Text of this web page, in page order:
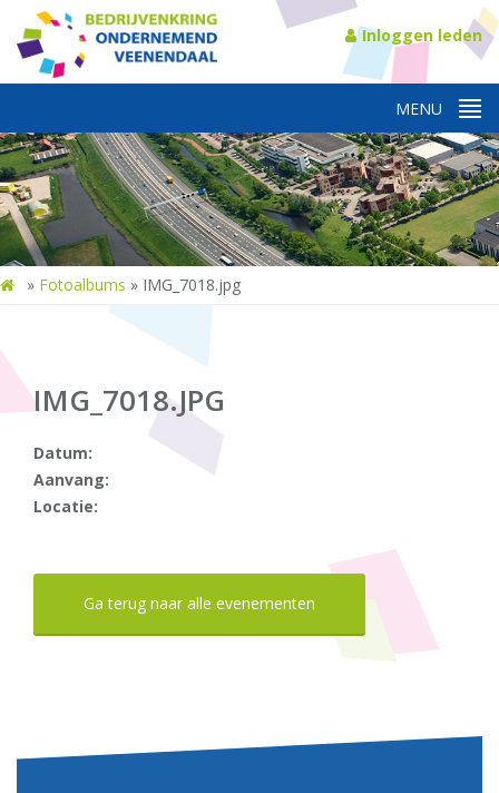
Inloggen leden
» Fotoalbums » IMG_7018.jpg
IMG_7018.JPG
Datum:
Aanvang:
Locatie:
Ga terug naar alle evenementen